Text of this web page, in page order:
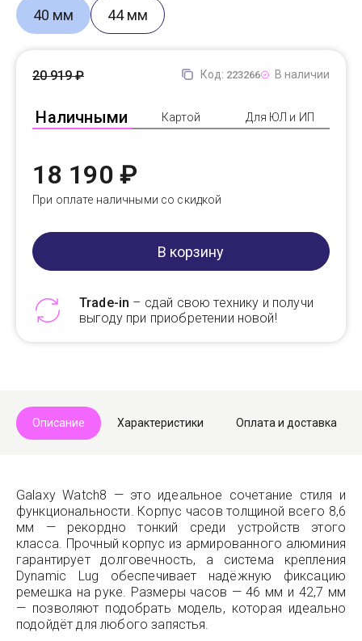
40 мм 44 мм
Код: 223266 В наличии
Наличными Картой Для ЮЛ и ИП
20 919 ₽
18 190 ₽
При оплате наличными со скидкой
В корзину
Trade-in – сдай свою технику и получи
выгоду при приобретении новой!
Описание Характеристики Оплата и доставка
Galaxy Watch8 — это идеальное сочетание стиля и
функциональности. Корпус часов толщиной всего 8,6
мм — рекордно тонкий среди устройств этого
класса. Прочный корпус из армированного алюминия
гарантирует долговечность, а система крепления
Dynamic Lug обеспечивает надёжную фиксацию
ремешка на руке. Размеры часов — 46 мм и 42,7 мм
— позволяют подобрать модель, которая идеально
подойдёт для любого запястья.